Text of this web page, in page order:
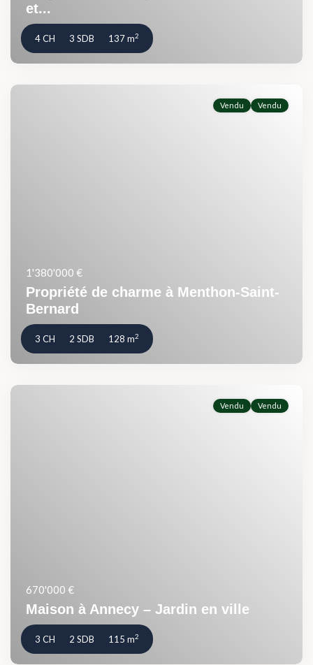
et...
4 CH 3 SDB 137 m2
Vendu Vendu
1'380'000 €
Propriété de charme à Menthon-Saint-
Bernard
3 CH 2 SDB 128 m2
Vendu Vendu
670'000 €
Maison à Annecy – Jardin en ville
3 CH 2 SDB 115 m2